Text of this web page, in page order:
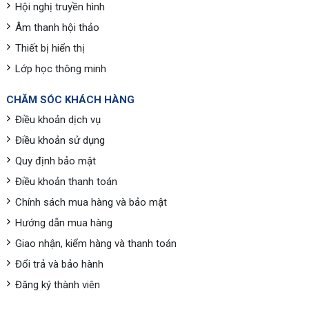
Hội nghị truyền hình
Âm thanh hội thảo
Thiết bị hiển thị
Lớp học thông minh
CHĂM SÓC KHÁCH HÀNG
Điều khoản dịch vụ
Điều khoản sử dụng
Quy định bảo mật
Điều khoản thanh toán
Chính sách mua hàng và bảo mật
Hướng dẫn mua hàng
Giao nhận, kiểm hàng và thanh toán
Đổi trả và bảo hành
Đăng ký thành viên